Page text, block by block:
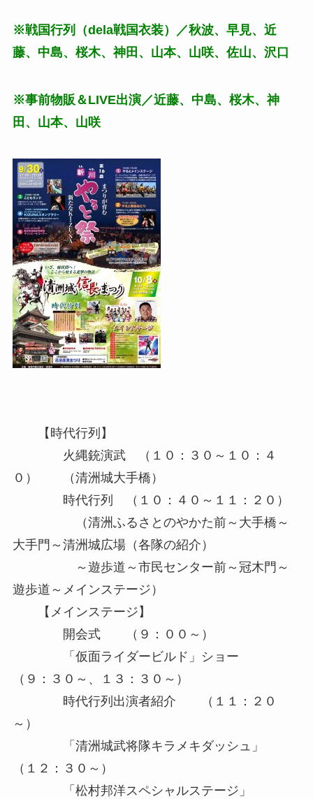
※戦国行列（dela戦国衣装）／秋波、早見、近
藤、中島、桜木、神田、山本、山咲、佐山、沢口
※事前物販＆LIVE出演／近藤、中島、桜木、神
田、山本、山咲
【時代行列】
火縄銃演武 （１０：３０～１０：４
０） （清洲城大手橋）
時代行列 （１０：４０～１１：２０）
（清洲ふるさとのやかた前～大手橋～
大手門～清洲城広場（各隊の紹介）
～遊歩道～市民センター前～冠木門～
遊歩道～メインステージ）
【メインステージ】
開会式 （９：００～）
「仮面ライダービルド」ショー
（９：３０～、１３：３０～）
時代行列出演者紹介 （１１：２０
～）
「清洲城武将隊キラメキダッシュ」
（１２：３０～）
「松村邦洋スペシャルステージ」